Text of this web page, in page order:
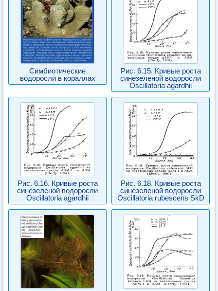
Симбиотические
водоросли в кораллах
Рис. 6.15. Кривые роста
синезеленой водоросли
Oscillatoria agardhii
Рис. 6.16. Кривые роста
синезеленой водоросли
Oscillatoria agardhii
Рис. 6.18. Кривые роста
синезеленой водоросли
Oscillatoria rubescens SkD